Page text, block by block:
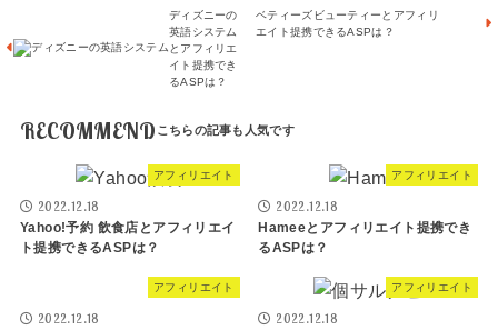
ディズニーの
英語システム
とアフィリエ
イト提携でき
るASPは？
ベティーズビューティーとアフィリ
エイト提携できるASPは？
RECOMMEND
アフィリエイト
2022.12.18
Yahoo!予約 飲食店とアフィリエイ
ト提携できるASPは？
アフィリエイト
2022.12.18
Hameeとアフィリエイト提携でき
るASPは？
アフィリエイト
2022.12.18
アフィリエイト
2022.12.18